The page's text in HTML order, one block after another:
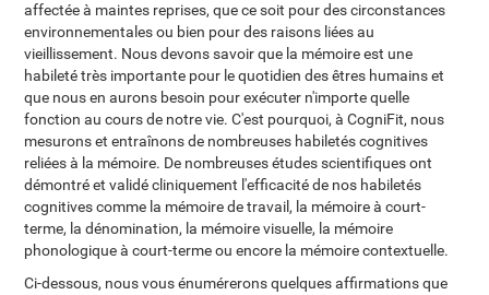
affectée à maintes reprises, que ce soit pour des circonstances
environnementales ou bien pour des raisons liées au
vieillissement. Nous devons savoir que la mémoire est une
habileté très importante pour le quotidien des êtres humains et
que nous en aurons besoin pour exécuter n'importe quelle
fonction au cours de notre vie. C'est pourquoi, à CogniFit, nous
mesurons et entraînons de nombreuses habiletés cognitives
reliées à la mémoire. De nombreuses études scientifiques ont
démontré et validé cliniquement l'efficacité de nos habiletés
cognitives comme la mémoire de travail, la mémoire à court-
terme, la dénomination, la mémoire visuelle, la mémoire
phonologique à court-terme ou encore la mémoire contextuelle.
Ci-dessous, nous vous énumérerons quelques affirmations que